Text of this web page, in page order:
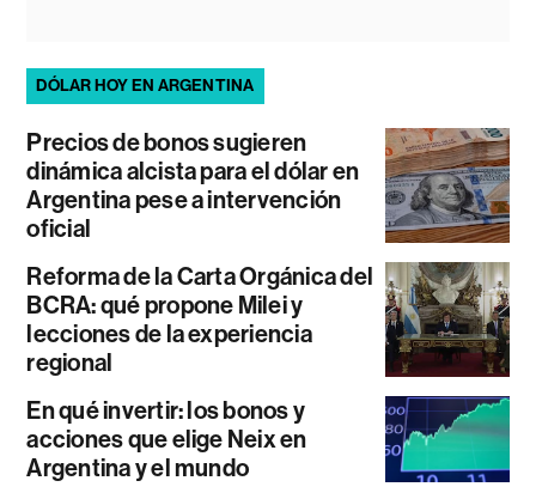
DÓLAR HOY EN ARGENTINA
Precios de bonos sugieren
dinámica alcista para el dólar en
Argentina pese a intervención
oficial
Reforma de la Carta Orgánica del
BCRA: qué propone Milei y
lecciones de la experiencia
regional
En qué invertir: los bonos y
acciones que elige Neix en
Argentina y el mundo